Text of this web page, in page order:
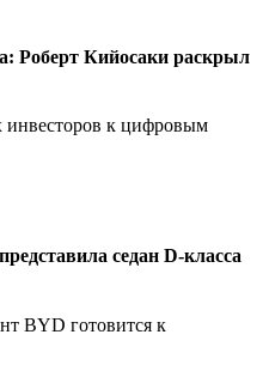
Роберт Кийосаки раскрыл
к цифровым
седан D-класса
BYD готовится к